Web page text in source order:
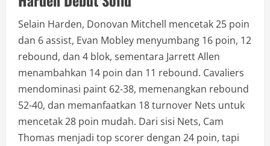
Selain Harden, Donovan Mitchell mencetak 25 poin
dan 6 assist, Evan Mobley menyumbang 16 poin, 12
rebound, dan 4 blok, sementara Jarrett Allen
menambahkan 14 poin dan 11 rebound. Cavaliers
mendominasi paint 62-38, memenangkan rebound
52-40, dan memanfaatkan 18 turnover Nets untuk
mencetak 28 poin mudah. Dari sisi Nets, Cam
Thomas menjadi top scorer dengan 24 poin, tapi